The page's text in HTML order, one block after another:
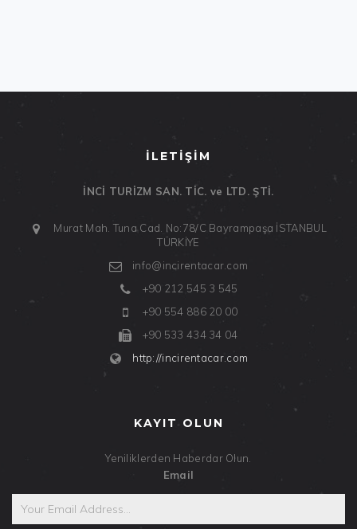
İLETİŞİM
İNCİ TURİZM SAN. TİC. ve LTD. ŞTİ.
Murat Mah. Tuna Cad. No:78/C Bayrampaşa İSTANBUL
TÜRKİYE
info@incirentacar.com
+90 212 545 3 545
+90 554 886 20 00
+90 533 434 34 04
http://incirentacar.com
KAYIT OLUN
Yeniliklerden Haberdar Olun.
Email